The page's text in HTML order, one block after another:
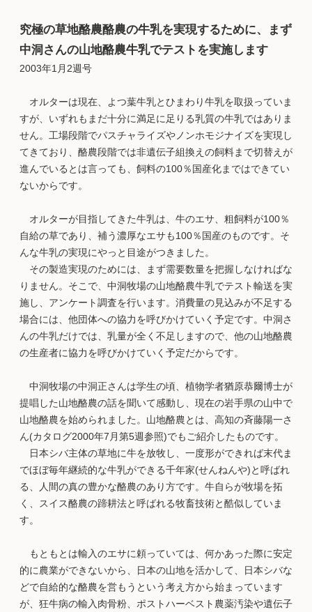
究極の草地酪農酪農の牛乳を実現するために、まず
中洞さんの山地酪農牛乳でテストを実施します
2003年1月2週号
オルターは現在、よつ葉牛乳とひまわり牛乳を取扱っていま
すが、いずれもまだ十分に満足に足りる乳質の牛乳ではありま
せん。工場段階でパスチャライズやノンホモジナイズを実現し
てきており、酪農段階では非遺伝子組換えの飼料まで切替えが
進んでいるとは言っても、飼料の100％国産化まではできてい
ないからです。
オルターが目指してきた牛乳は、牛のエサ、粗飼料が100％
自給の草であり、補う濃厚なエサも100％国産のものです。そ
んな牛乳の実現にやっと目途がつきました。
その製造実現のためには、まず需要数量を把握しなければな
りません。そこで、中洞牧場の山地酪農牛乳でテスト輸送を実
施し、アンケート調査を行います。消費量の見込みが不足する
場合には、他団体への協力を呼びかけていく予定です。中洞さ
んの牛乳だけでは、乳量が全く不足しますので、他の山地酪農
の生産者に協力を呼びかけていく予定だからです。
中洞牧場の中洞正さんは学生の頃、植物学者猶原恭爾博士が
提唱した山地酪農の話を聞いて感動し、現在の岩手県の山中で
山地酪農を始められました。山地酪農とは、高知の斉藤陽一さ
ん(カタログ2000年7月第5週参照)でもご紹介したものです。
日本シバ主体の草地に牛を放牧し、一度形ができれば末代ま
でほぼ毎年継続的な牛乳ができる千年家(せんねんや)と呼ばれ
る、人間の真の豊かな酪農のあり方です。牛自らが牧場を拓
く、スイス酪農の蹄耕法と呼ばれる牧畜技術と酷似していま
す。
もともとは輸入のエサに頼っていては、何かあった際に安定
的に農業ができないから、日本の山地を活かして、日本シバな
どで自給的な酪農を営もうという考え方から始まっています
が、狂牛病の輸入肉骨粉、ポストハーベスト農薬汚染や遺伝子